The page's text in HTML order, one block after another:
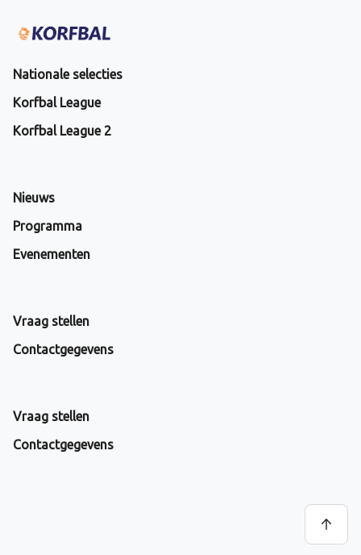
Nationale selecties
Korfbal League
Korfbal League 2
Nieuws
Programma
Evenementen
Vraag stellen
Contactgegevens
Vraag stellen
Contactgegevens